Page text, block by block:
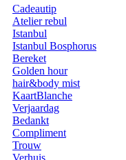
Cadeautip
Atelier rebul
Istanbul
Istanbul Bosphorus
Bereket
Golden hour
hair&body mist
KaartBlanche
Verjaardag
Bedankt
Compliment
Trouw